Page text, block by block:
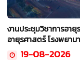
งานประชุมวิชาการอา
อายุรศาสตร์ โรงพยา
19-08-2026